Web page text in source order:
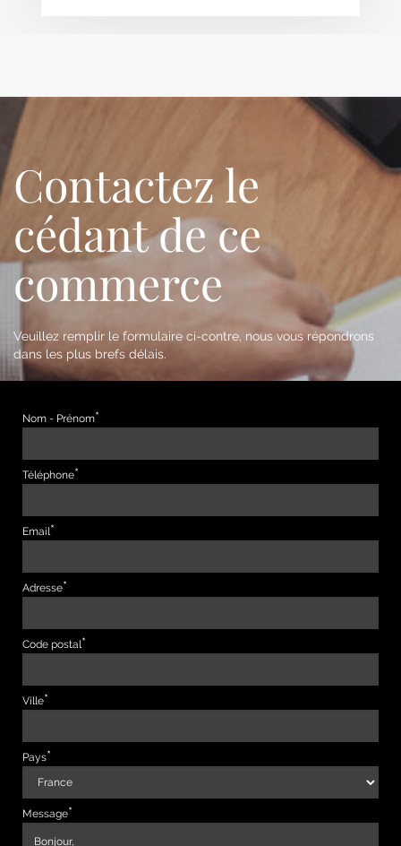
Contactez le
cédant de ce
commerce
Veuillez remplir le formulaire ci-contre, nous vous répondrons
dans les plus brefs délais.
Nom - Prénom
Téléphone
Email
Adresse
Code postal
Ville
Pays
Message